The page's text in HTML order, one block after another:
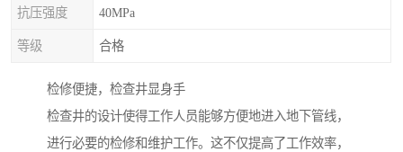
抗压强度 40MPa
等级 合格
检修便捷，检查井显身手
检查井的设计使得工作人员能够方便地进入地下管线，
进行必要的检修和维护工作。这不仅提高了工作效率，